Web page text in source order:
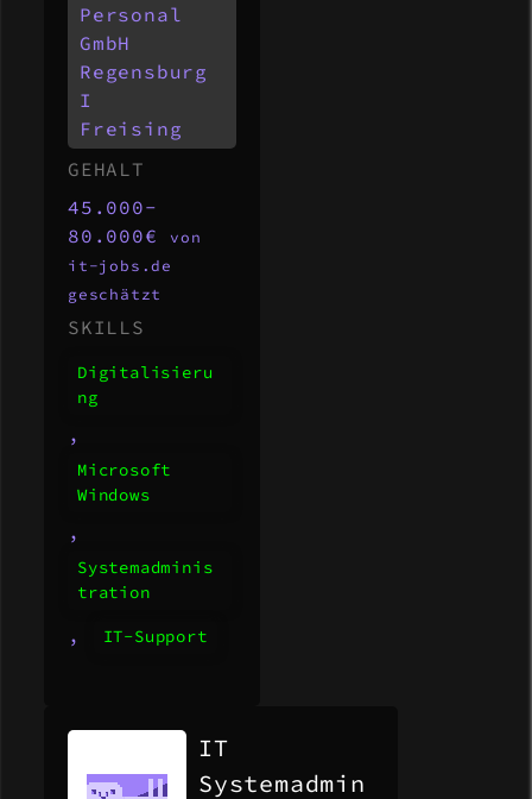
to
(m
)
Personal
GmbH
Regensburg
I
Freising
GEHALT
45.000-
80.000€
von
it-jobs.de
geschätzt
SKILLS
Digitalisieru
ng
,
Microsoft
Windows
,
Systemadminis
tration
, IT-Support
IT
Systemadmin